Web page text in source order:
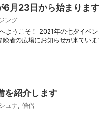
6月23日から始まります
ング
ようこそ！ 2021年の七夕イベ
者の広場にお知らせが来てい
を紹介します
ュナ, 僧侶